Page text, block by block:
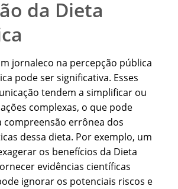
da Dieta
jornaleco na percepção pública
pode ser significativa. Esses
tendem a simplificar ou
complexas, o que pode
compreensão errônea dos
dessa dieta. Por exemplo, um
os benefícios da Dieta
evidências científicas
ignorar os potenciais riscos e